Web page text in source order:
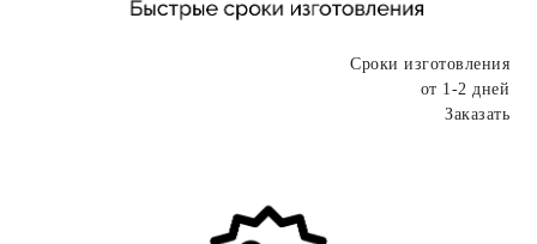
Сроки изготовления
от 1-2 дней
Заказать